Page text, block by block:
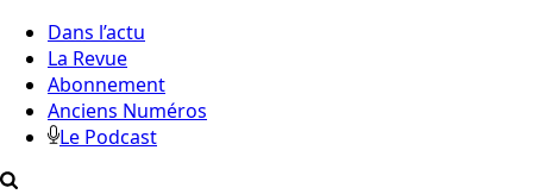
Dans l’actu
La Revue
Abonnement
Anciens Numéros
Le Podcast